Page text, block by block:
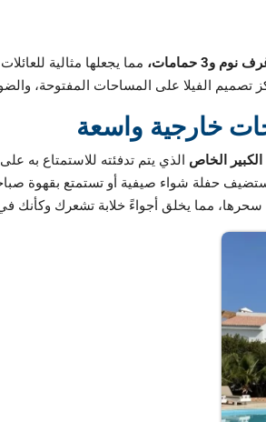
و3 حمامات، مما يجعلها مثالية
الفيلا على المساحات المفتوحة،
خارجية واسعة
الكبير الخاص الذي يتم تدفئته للاستمتاع به
حفلة شواء صيفية أو تستمتع بقهوة
مما يخلق أجواءً خلابة تشعرك وكأنك